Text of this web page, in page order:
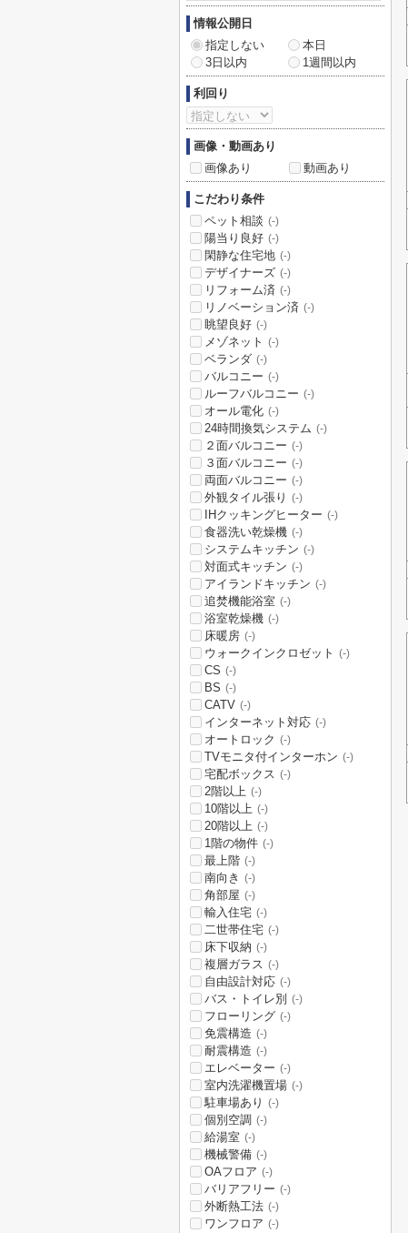
情報公開日
指定しない
本日
3日以内
1週間以内
利回り
画像・動画あり
画像あり
動画あり
こだわり条件
ペット相談 (-)
陽当り良好 (-)
閑静な住宅地 (-)
デザイナーズ (-)
リフォーム済 (-)
リノベーション済 (-)
眺望良好 (-)
メゾネット (-)
ベランダ (-)
バルコニー (-)
ルーフバルコニー (-)
オール電化 (-)
24時間換気システム (-)
２面バルコニー (-)
３面バルコニー (-)
両面バルコニー (-)
外観タイル張り (-)
IHクッキングヒーター (-)
食器洗い乾燥機 (-)
システムキッチン (-)
対面式キッチン (-)
アイランドキッチン (-)
追焚機能浴室 (-)
浴室乾燥機 (-)
床暖房 (-)
ウォークインクロゼット (-)
CS (-)
BS (-)
CATV (-)
インターネット対応 (-)
オートロック (-)
TVモニタ付インターホン (-)
宅配ボックス (-)
2階以上 (-)
10階以上 (-)
20階以上 (-)
1階の物件 (-)
最上階 (-)
南向き (-)
角部屋 (-)
輸入住宅 (-)
二世帯住宅 (-)
床下収納 (-)
複層ガラス (-)
自由設計対応 (-)
バス・トイレ別 (-)
フローリング (-)
免震構造 (-)
耐震構造 (-)
エレベーター (-)
室内洗濯機置場 (-)
駐車場あり (-)
個別空調 (-)
給湯室 (-)
機械警備 (-)
OAフロア (-)
バリアフリー (-)
外断熱工法 (-)
ワンフロア (-)